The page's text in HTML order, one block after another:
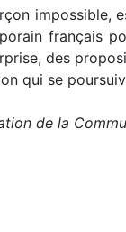
impossible,
français
des
qui se
de la